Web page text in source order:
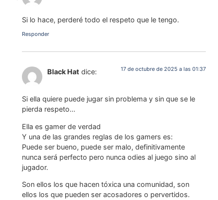
Si lo hace, perderé todo el respeto que le tengo.
Responder
Black Hat dice: 17 de octubre de 2025 a las 01:37
Si ella quiere puede jugar sin problema y sin que se le
pierda respeto…
Ella es gamer de verdad
Y una de las grandes reglas de los gamers es:
Puede ser bueno, puede ser malo, definitivamente
nunca será perfecto pero nunca odies al juego sino al
jugador.
Son ellos los que hacen tóxica una comunidad, son
ellos los que pueden ser acosadores o pervertidos.